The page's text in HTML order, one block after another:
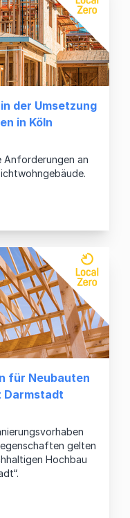
der Umsetzung
in Köln
Anforderungen an
für Neubauten
Darmstadt
gelten
Hochbau